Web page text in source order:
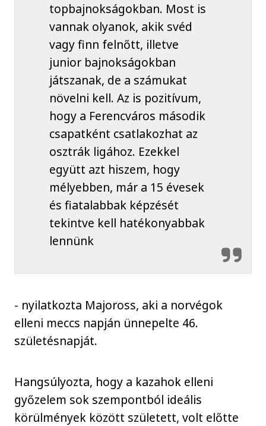
topbajnokságokban. Most is
vannak olyanok, akik svéd
vagy finn felnőtt, illetve
junior bajnokságokban
játszanak, de a számukat
növelni kell. Az is pozitívum,
hogy a Ferencváros második
csapatként csatlakozhat az
osztrák ligához. Ezekkel
együtt azt hiszem, hogy
mélyebben, már a 15 évesek
és fiatalabbak képzését
tekintve kell hatékonyabbak
lennünk
- nyilatkozta Majoross, aki a norvégok
elleni meccs napján ünnepelte 46.
születésnapját.
Hangsúlyozta, hogy a kazahok elleni
győzelem sok szempontból ideális
körülmények között született, volt előtte